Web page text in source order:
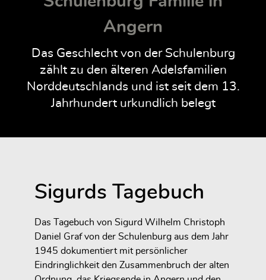
Angern
Das Geschlecht von der Schulenburg
zählt zu den älteren Adelsfamilien
Norddeutschlands und ist seit dem 13.
Jahrhundert urkundlich belegt
Sigurds Tagebuch
Das Tagebuch von Sigurd Wilhelm Christoph
Daniel Graf von der Schulenburg aus dem Jahr
1945 dokumentiert mit persönlicher
Eindringlichkeit den Zusammenbruch der alten